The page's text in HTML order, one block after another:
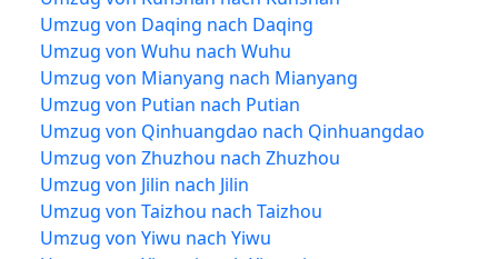
Umzug von Daqing nach Daqing
Umzug von Wuhu nach Wuhu
Umzug von Mianyang nach Mianyang
Umzug von Putian nach Putian
Umzug von Qinhuangdao nach Qinhuangdao
Umzug von Zhuzhou nach Zhuzhou
Umzug von Jilin nach Jilin
Umzug von Taizhou nach Taizhou
Umzug von Yiwu nach Yiwu